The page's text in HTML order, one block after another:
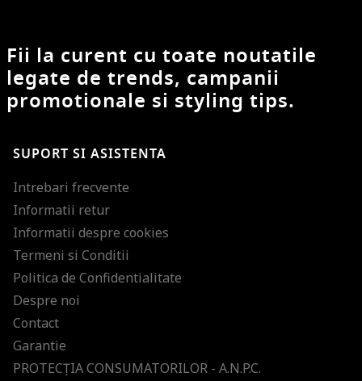
Fii la curent cu toate noutatile
legate de trends, campanii
promotionale si styling tips.
SUPORT SI ASISTENTA
Intrebari frecvente
Informatii retur
Informatii despre cookies
Termeni si Conditii
Politica de Confidentialitate
Despre noi
Contact
Garantie
PROTECŢIA CONSUMATORILOR - A.N.P.C.